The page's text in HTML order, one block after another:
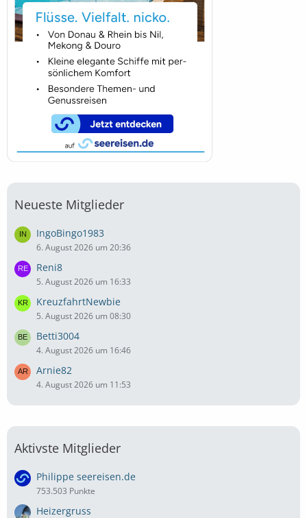
Neueste Mitglieder
IngoBingo1983
6. August 2026 um 20:36
Reni8
5. August 2026 um 16:33
KreuzfahrtNewbie
5. August 2026 um 08:30
Betti3004
4. August 2026 um 16:46
Arnie82
4. August 2026 um 11:53
Aktivste Mitglieder
Philippe seereisen.de
753.503 Punkte
Heizergruss